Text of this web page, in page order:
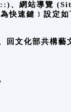
、網站導覽
速鍵﹞設定如
文化部共構藝